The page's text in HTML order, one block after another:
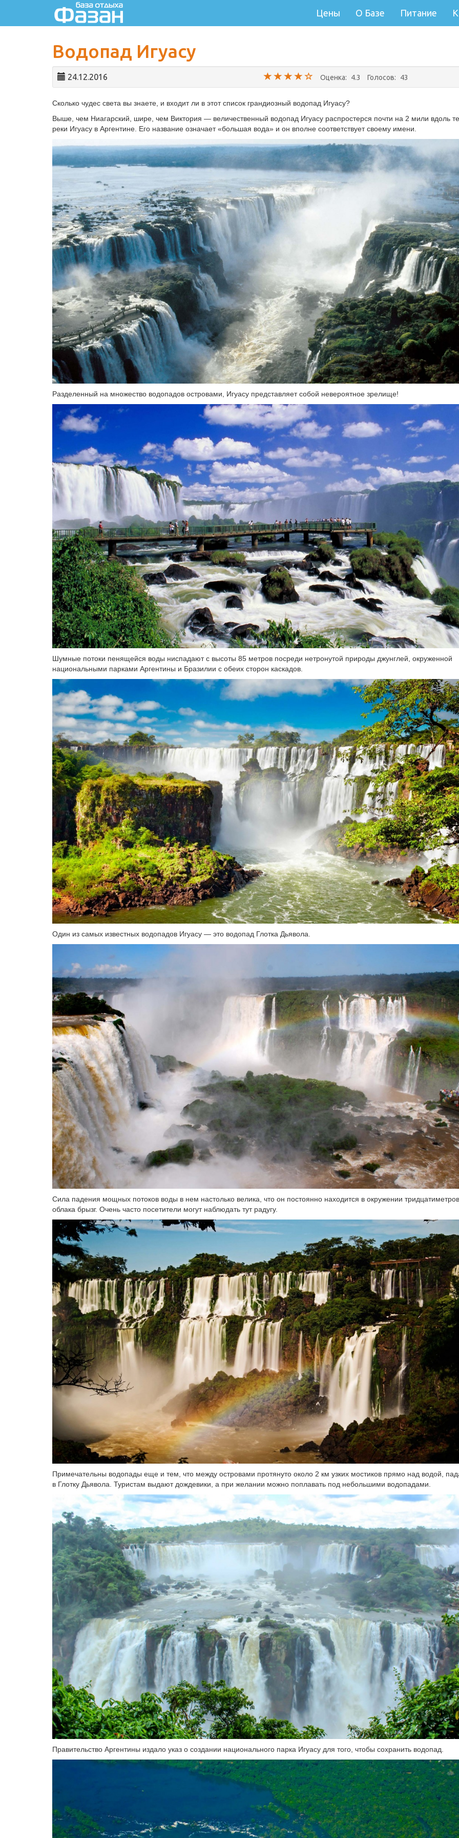
Отдых на черном море +38 (067) 557-45-43
Цены О Базе Питание
Водопад Игуасу
24.12.2016 Оценка: 4.3 Голосов: 43
Сколько чудес света вы знаете, и входит ли в этот список грандиозный водопад Игуасу?
Выше, чем Ниагарский, шире, чем Виктория — величественный водопад Игуасу распростерся почти на 2 мили вдоль
реки Игуасу в Аргентине. Его название означает «большая вода» и он вполне соответствует своему имени.
Разделенный на множество водопадов островами, Игуасу представляет собой невероятное зрелище!
Шумные потоки пенящейся воды ниспадают с высоты 85 метров посреди нетронутой природы джунглей, окруженной
национальными парками Аргентины и Бразилии с обеих сторон каскадов.
Один из самых известных водопадов Игуасу — это водопад Глотка Дьявола.
Сила падения мощных потоков воды в нем настолько велика, что он постоянно находится в окружении
облака брызг. Очень часто посетители могут наблюдать тут радугу.
Примечательны водопады еще и тем, что между островами протянуто около 2 км узких мостиков прямо над водой,
в Глотку Дьявола. Туристам выдают дождевики, а при желании можно поплавать под небольшими водопадами.
Правительство Аргентины издало указ о создании национального парка Игуасу для того, чтобы сохранить водопад.